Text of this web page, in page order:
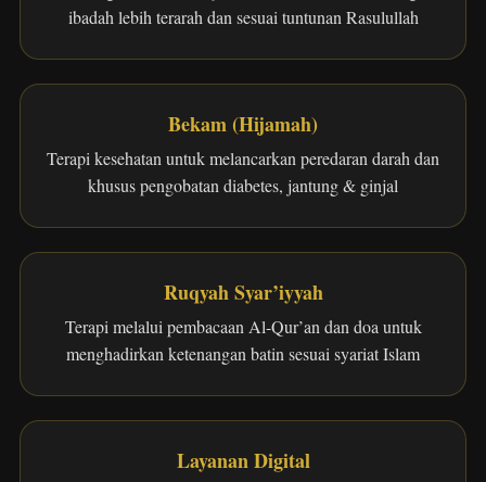
ibadah lebih terarah dan sesuai tuntunan Rasulullah
Bekam (Hijamah)
Terapi kesehatan untuk melancarkan peredaran darah dan
khusus pengobatan diabetes, jantung & ginjal
Ruqyah Syar’iyyah
Terapi melalui pembacaan Al-Qur’an dan doa untuk
menghadirkan ketenangan batin sesuai syariat Islam
Layanan Digital